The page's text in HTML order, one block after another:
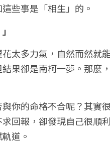
些事是「相生」的。
太多力氣，自然而然就
果卻是南柯一夢。那麼
你的命格不合呢？其實
回報，卻發現自己很順
道。